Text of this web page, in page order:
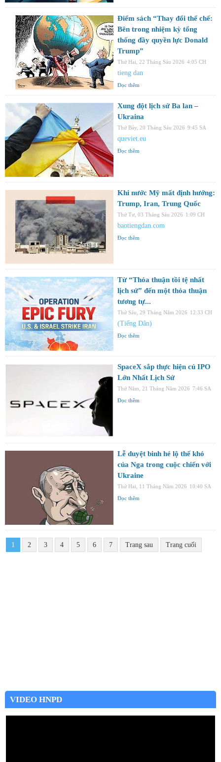
Điểm sách “Thay đổi thể chế:
Bên trong nhiệm kỳ tổng
thống đầy quyền lực Donald
Trump”
Thứ Hai, 22 Tháng Sáu 2026 4:05 CH
tieng dan
Đọc thêm
Xung đột lịch sử Ba lan –
Ukraina
Thứ Bảy, 20 Tháng Sáu 2026 9:45 SA
queviet.eu
Đọc thêm
Khi nước Mỹ mất định hướng:
Trump, Iran, Trung Quốc
Thứ Tư, 03 Tháng Sáu 2026 1:09 CH
baotiengdan.com
Đọc thêm
Từ “Thỏa thuận tồi tệ nhất
lịch sử” đến một thỏa thuận
tương tự...
Thứ Sáu, 29 Tháng Năm 2026 12:33 CH
(Tiếng Dân)
Đọc thêm
SpaceX sắp thực hiện cú IPO
Lớn Nhất Lịch Sử
Thứ Năm, 21 Tháng Năm 2026 7:46 SA
Đọc thêm
Lễ duyệt binh hé lộ thế khó
của Nga trong cuộc chiến với
Ukraine
Thứ Hai, 11 Tháng Năm 2026 10:40 SA
Đọc thêm
1 2 3 4 5 6 7 Trang sau Trang cuối
VIDEO HNPD